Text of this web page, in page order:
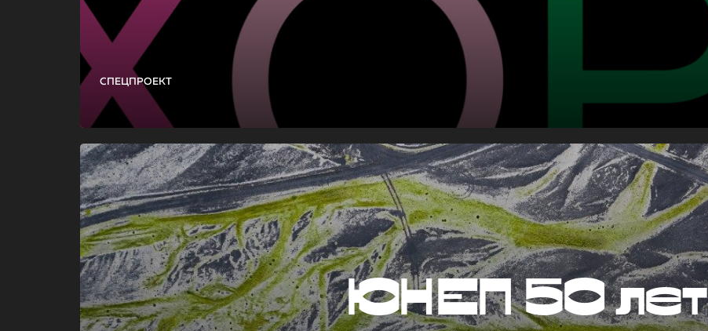
СПЕЦПРОЕКТ
ЮНЕП 50 лет